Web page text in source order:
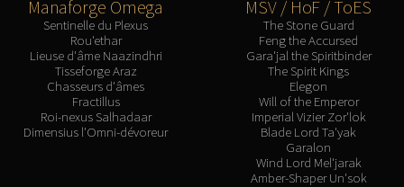
Manaforge Omega
Sentinelle du Plexus
Rou'ethar
Lieuse d'âme Naazindhri
Tisseforge Araz
Chasseurs d'âmes
Fractillus
Roi-nexus Salhadaar
Dimensius l'Omni-dévoreur
MSV / HoF / ToES
The Stone Guard
Feng the Accursed
Gara'jal the Spiritbinder
The Spirit Kings
Elegon
Will of the Emperor
Imperial Vizier Zor'lok
Blade Lord Ta'yak
Garalon
Wind Lord Mel'jarak
Amber-Shaper Un'sok